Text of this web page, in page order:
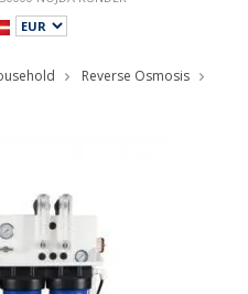
Reverse Osmosis